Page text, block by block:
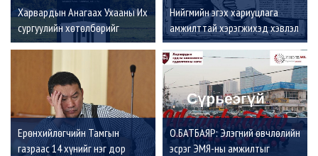
Харвардын Анагаах Ухааны Их
сургуулийн хөтөлбөрийг
Монголчууд эх орондоо
Нийгмийн эгэх хариуцлага
амжилттай хэрэгжихэд хэвлэл
мэдээлэл ямар үүрэгтэй вэ?
Ерөнхийлөгчийн Тамгын
газраас 14 хүнийг нэг дор
О.БАТБАЯР: Элэгний өвчлөлийн
эсрэг ЭМЯ-ны амжилтыг